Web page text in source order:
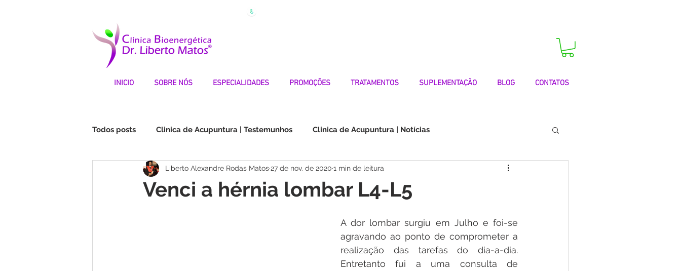
INICIO SOBRE NÓS ESPECIALIDADES PROMOÇÕES TRATAMENTOS SUPLEMENTAÇÃO BLOG CONTATOS
Todos posts Clinica de Acupuntura | Testemunhos Clinica de Acupuntura | Notícias
Fibromialgia | Testemunhos Choque na Orelha | Testemunhos Doenças Autoimunes | Testemunhos
Venci a hérnia lombar L4-L5
Liberto Alexandre Rodas Matos27 de nov. de 2020 1 min de leitura
A dor lombar surgiu em Julho e foi-se
agravando ao ponto de comprometer a
realização das tarefas do dia-a-dia.
Entretanto fui a uma consulta de